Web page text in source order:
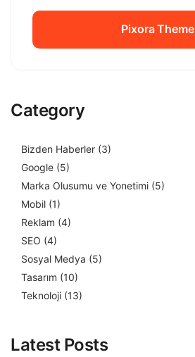
Pixora Theme
Category
Bizden Haberler (3)
Google (5)
Marka Olusumu ve Yonetimi (5)
Mobil (1)
Reklam (4)
SEO (4)
Sosyal Medya (5)
Tasarım (10)
Teknoloji (13)
Latest Posts